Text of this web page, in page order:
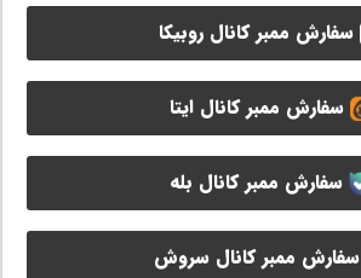
سفارش ممبر کانال روبیکا
سفارش ممبر کانال ایتا
سفارش ممبر کانال بله
سفارش ممبر کانال سروش